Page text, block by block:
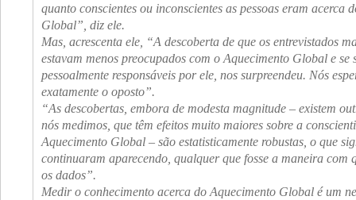
quanto conscientes ou inconscientes as pessoas eram acerca
Global”, diz ele.
Mas, acrescenta ele, “A descoberta de que os entrevistados
estavam menos preocupados com o Aquecimento Global e se
pessoalmente responsáveis por ele, nos surpreendeu. Nós
exatamente o oposto”.
“As descobertas, embora de modesta magnitude – existem
nós medimos, que têm efeitos muito maiores sobre a
Aquecimento Global – são estatisticamente robustas, o que
continuaram aparecendo, qualquer que fosse a maneira com
os dados”.
Medir o conhecimento acerca do Aquecimento Global é um